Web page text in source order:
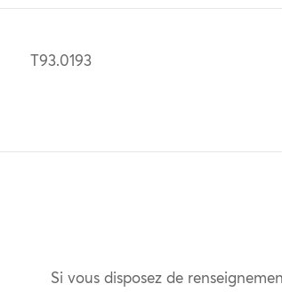
T93.0193
Si vous disposez de